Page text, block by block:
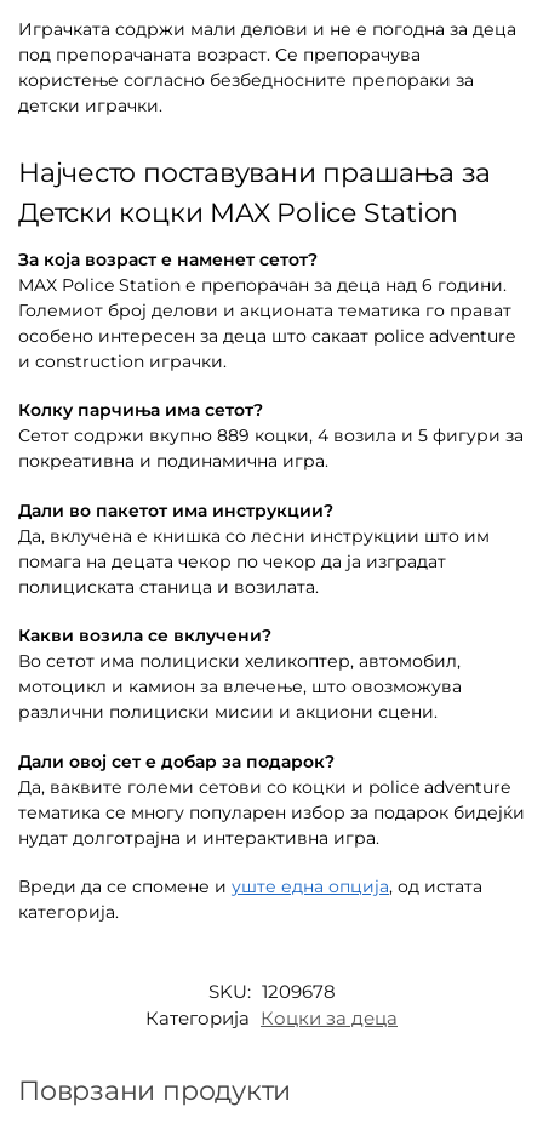
Играчката содржи мали делови и не е погодна за деца
под препорачаната возраст. Се препорачува
користење согласно безбедносните препораки за
детски играчки.
Најчесто поставувани прашања за
Детски коцки MAX Police Station
За која возраст е наменет сетот?
MAX Police Station е препорачан за деца над 6 години.
Големиот број делови и акционата тематика го прават
особено интересен за деца што сакаат police adventure
и construction играчки.
Колку парчиња има сетот?
Сетот содржи вкупно 889 коцки, 4 возила и 5 фигури за
покреативна и подинамична игра.
Дали во пакетот има инструкции?
Да, вклучена е книшка со лесни инструкции што им
помага на децата чекор по чекор да ја изградат
полициската станица и возилата.
Какви возила се вклучени?
Во сетот има полициски хеликоптер, автомобил,
мотоцикл и камион за влечење, што овозможува
различни полициски мисии и акциони сцени.
Дали овој сет е добар за подарок?
Да, ваквите големи сетови со коцки и police adventure
тематика се многу популарен избор за подарок бидејќи
нудат долготрајна и интерактивна игра.
Вреди да се спомене и уште една опција, од истата
категорија.
SKU: 1209678
Категорија Коцки за деца
Поврзани продукти